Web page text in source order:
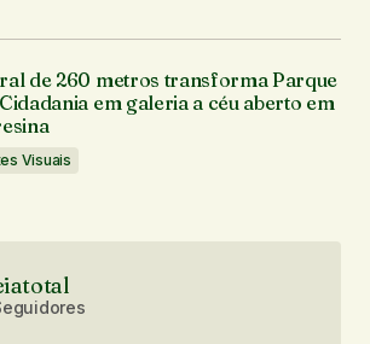
de 260 metros transforma Parque
em galeria a céu aberto em
Visuais